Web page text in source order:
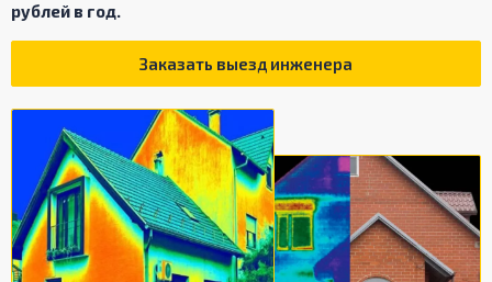
рублей в год.
Заказать выезд инженера